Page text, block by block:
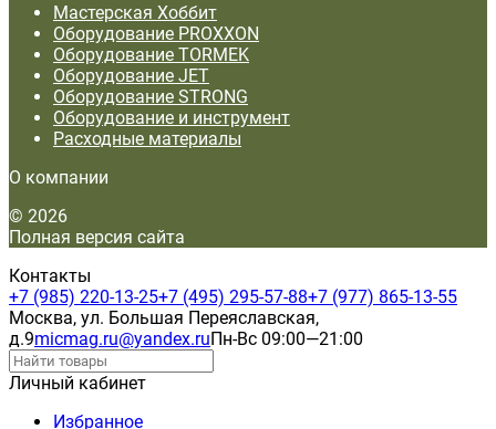
Мастерская Хоббит
Оборудование PROXXON
Оборудование TORMEK
Оборудование JET
Оборудование STRONG
Оборудование и инструмент
Расходные материалы
О компании
© 2026
Полная версия сайта
Контакты
+7 (985) 220-13-25+7 (495) 295-57-88+7 (977) 865-13-55
Москва, ул. Большая Переяславская,
д.9micmag.ru@yandex.ruПн-Вс 09:00—21:00
Личный кабинет
Избранное